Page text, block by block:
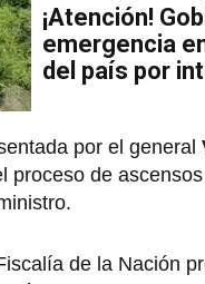
¡Atención!
emergencia
del país por
por el general
proceso de
de la Nación